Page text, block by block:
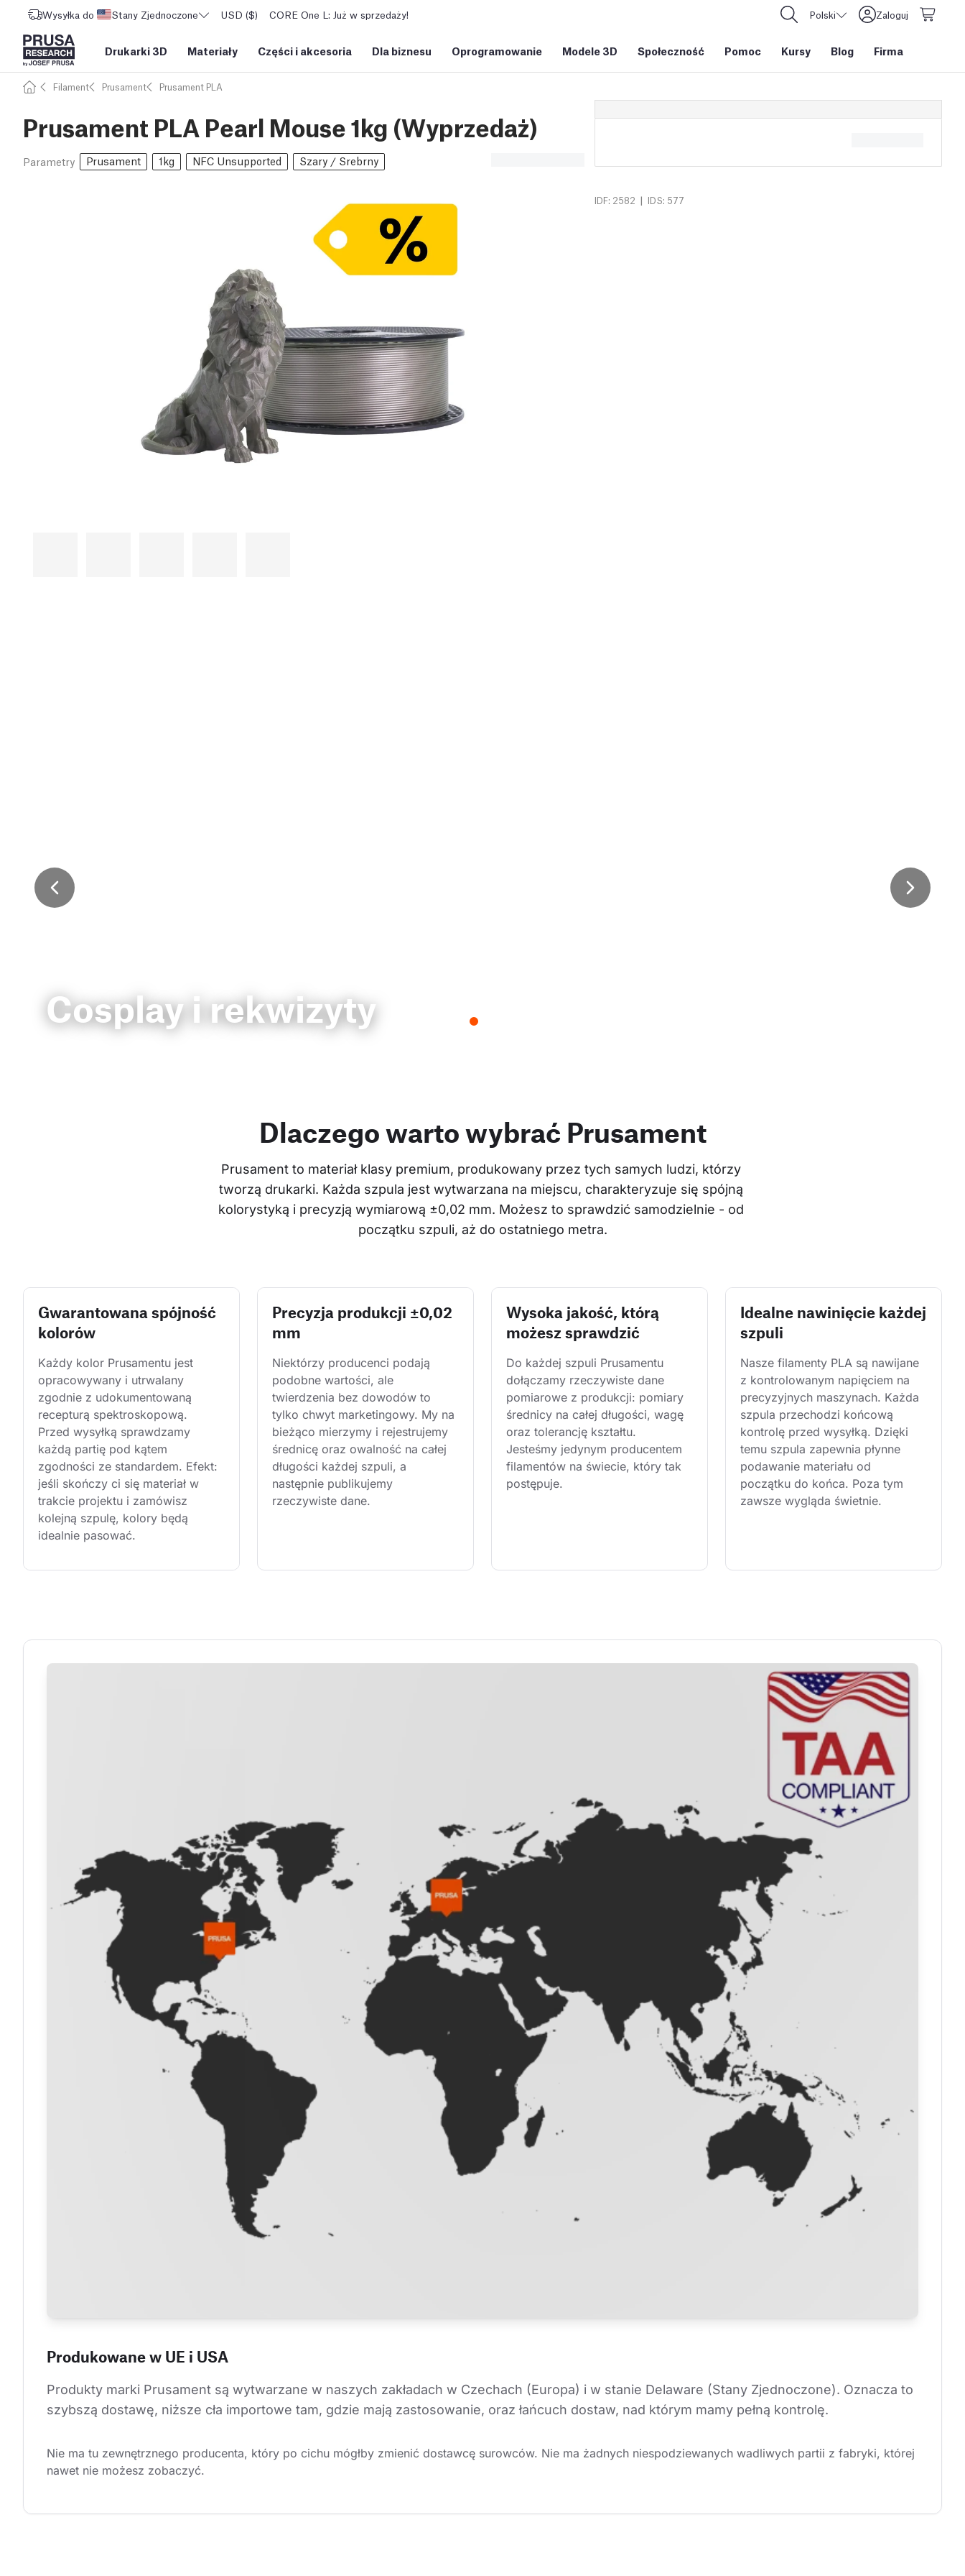
Wysyłka do Stany Zjednoczone USD ($) CORE One L: Już w sprzedaży! Polski Zaloguj
Drukarki 3D Materiały Części i akcesoria Dla biznesu Oprogramowanie Modele 3D Społeczność Pomoc Kursy Blog Firma
Filament Prusament Prusament PLA
Prusament PLA Pearl Mouse 1kg (Wyprzedaż)
Parametry Prusament 1kg NFC Unsupported Szary / Srebrny
IDF: 2582 | IDS: 577
Cosplay i rekwizyty
Dlaczego warto wybrać Prusament
Prusament to materiał klasy premium, produkowany przez tych samych ludzi, którzy
tworzą drukarki. Każda szpula jest wytwarzana na miejscu, charakteryzuje się spójną
kolorystyką i precyzją wymiarową ±0,02 mm. Możesz to sprawdzić samodzielnie - od
początku szpuli, aż do ostatniego metra.
Gwarantowana spójność
kolorów
Każdy kolor Prusamentu jest
opracowywany i utrwalany
zgodnie z udokumentowaną
recepturą spektroskopową.
Przed wysyłką sprawdzamy
każdą partię pod kątem
zgodności ze standardem. Efekt:
jeśli skończy ci się materiał w
trakcie projektu i zamówisz
kolejną szpulę, kolory będą
idealnie pasować.
Precyzja produkcji ±0,02
mm
Niektórzy producenci podają
podobne wartości, ale
twierdzenia bez dowodów to
tylko chwyt marketingowy. My na
bieżąco mierzymy i rejestrujemy
średnicę oraz owalność na całej
długości każdej szpuli, a
następnie publikujemy
rzeczywiste dane.
Wysoka jakość, którą
możesz sprawdzić
Do każdej szpuli Prusamentu
dołączamy rzeczywiste dane
pomiarowe z produkcji: pomiary
średnicy na całej długości, wagę
oraz tolerancję kształtu.
Jesteśmy jedynym producentem
filamentów na świecie, który tak
postępuje.
Idealne nawinięcie każdej
szpuli
Nasze filamenty PLA są nawijane
z kontrolowanym napięciem na
precyzyjnych maszynach. Każda
szpula przechodzi końcową
kontrolę przed wysyłką. Dzięki
temu szpula zapewnia płynne
podawanie materiału od
początku do końca. Poza tym
zawsze wygląda świetnie.
Produkowane w UE i USA
Produkty marki Prusament są wytwarzane w naszych zakładach w Czechach (Europa) i w stanie Delaware (Stany Zjednoczone). Oznacza to
szybszą dostawę, niższe cła importowe tam, gdzie mają zastosowanie, oraz łańcuch dostaw, nad którym mamy pełną kontrolę.
Nie ma tu zewnętrznego producenta, który po cichu mógłby zmienić dostawcę surowców. Nie ma żadnych niespodziewanych wadliwych partii z fabryki, której
nawet nie możesz zobaczyć.